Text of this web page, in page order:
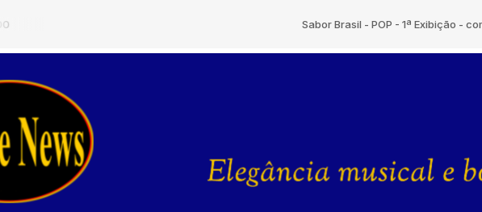
Sabor Brasil - POP - 1ª Exibição - com